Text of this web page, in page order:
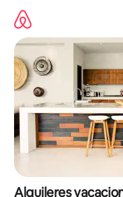
contenido
Alquileres